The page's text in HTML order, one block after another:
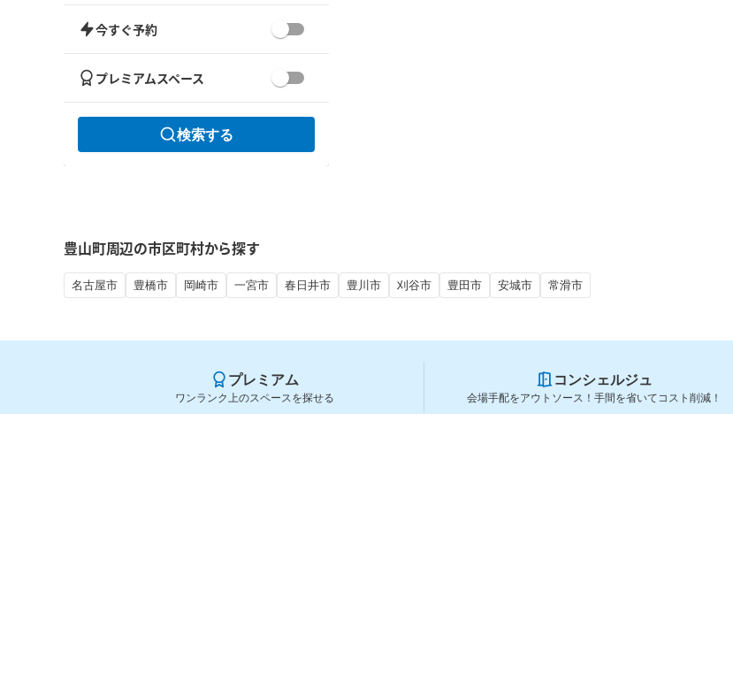
今すぐ予約
プレミアムスペース
検索する
豊山町周辺の市区町村から探す
名古屋市 豊橋市 岡崎市 一宮市 春日井市 豊川市 刈谷市 豊田市 安城市 常滑市
プレミアム
ワンランク上のスペースを探せる
コンシェルジュ
会場手配をアウトソース！手間を省いてコスト削減！